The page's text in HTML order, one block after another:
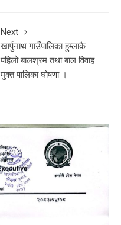
Next
खार्पुनाथ गाउँपालिका हुम्लाकै
पहिलो बालश्रम तथा बाल विवाह
मुक्त पालिका घोषणा ।